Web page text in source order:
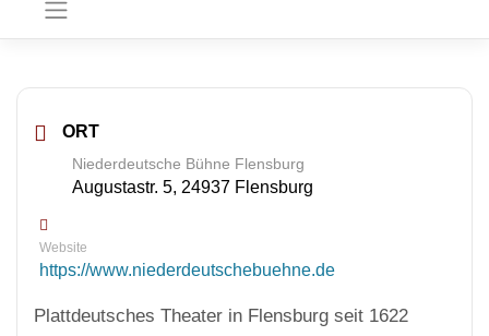
ORT
Niederdeutsche Bühne Flensburg
Augustastr. 5, 24937 Flensburg
Website
https://www.niederdeutschebuehne.de
Plattdeutsches Theater in Flensburg seit 1622